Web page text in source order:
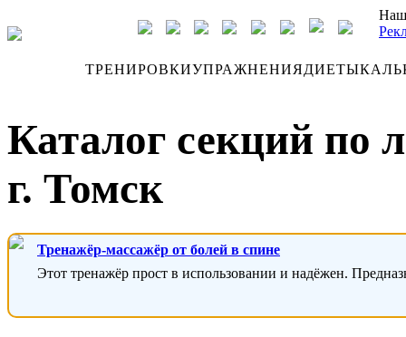
ТРЕНИРОВКИУПРАЖНЕНИЯДИЕТЫ
Каталог секций по
г. Томск
Тренажёр-массажёр от болей в спине
Этот тренажёр прост в использовании и надёжен.